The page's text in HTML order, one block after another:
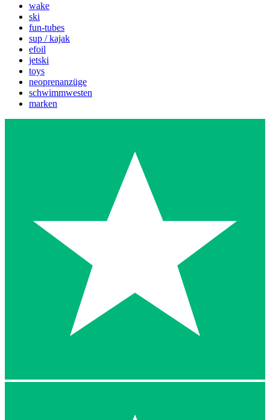
wake
ski
fun-tubes
sup / kajak
efoil
jetski
toys
neoprenanzüge
schwimmwesten
marken